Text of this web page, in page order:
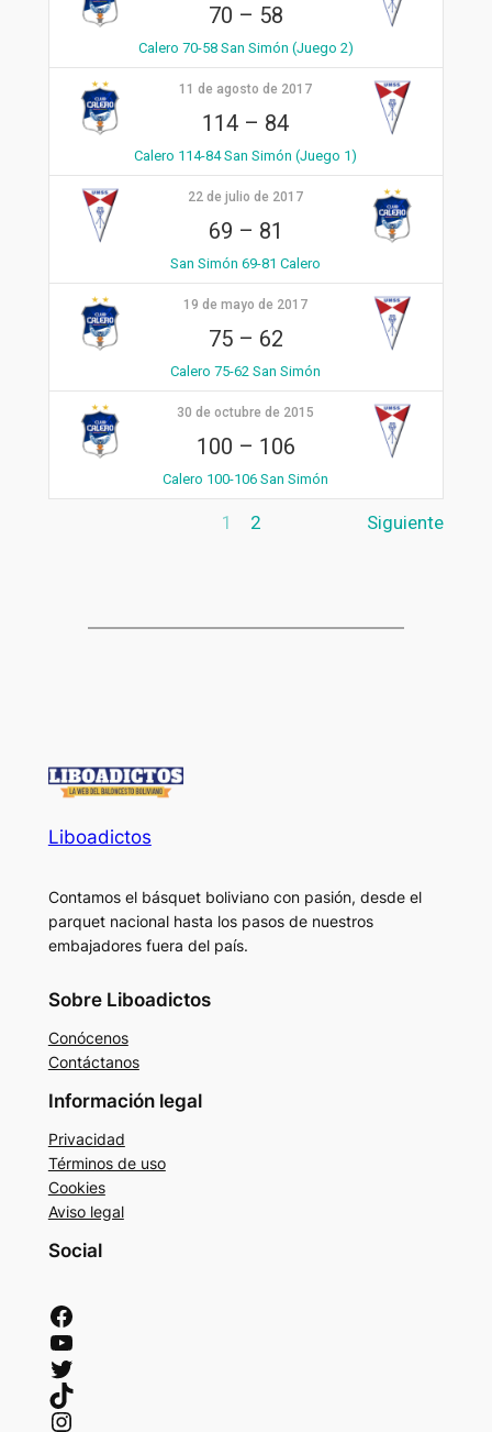
70 – 58
Calero 70-58 San Simón (Juego 2)
11 de agosto de 2017
114 – 84
Calero 114-84 San Simón (Juego 1)
22 de julio de 2017
69 – 81
San Simón 69-81 Calero
19 de mayo de 2017
75– 62
Calero 75-62 San Simón
30 de octubre de 2015
100 – 106
Calero 100-106 San Simón
1 2 Siguiente
Liboadictos
Contamos el básquet boliviano con pasión, desde el
parquet nacional hasta los pasos de nuestros
embajadores fuera del país.
Sobre Liboadictos
Conócenos
Contáctanos
Información legal
Privacidad
Términos de uso
Cookies
Aviso legal
Social
Facebook
YouTube
Twitter
TikTok
Instagram